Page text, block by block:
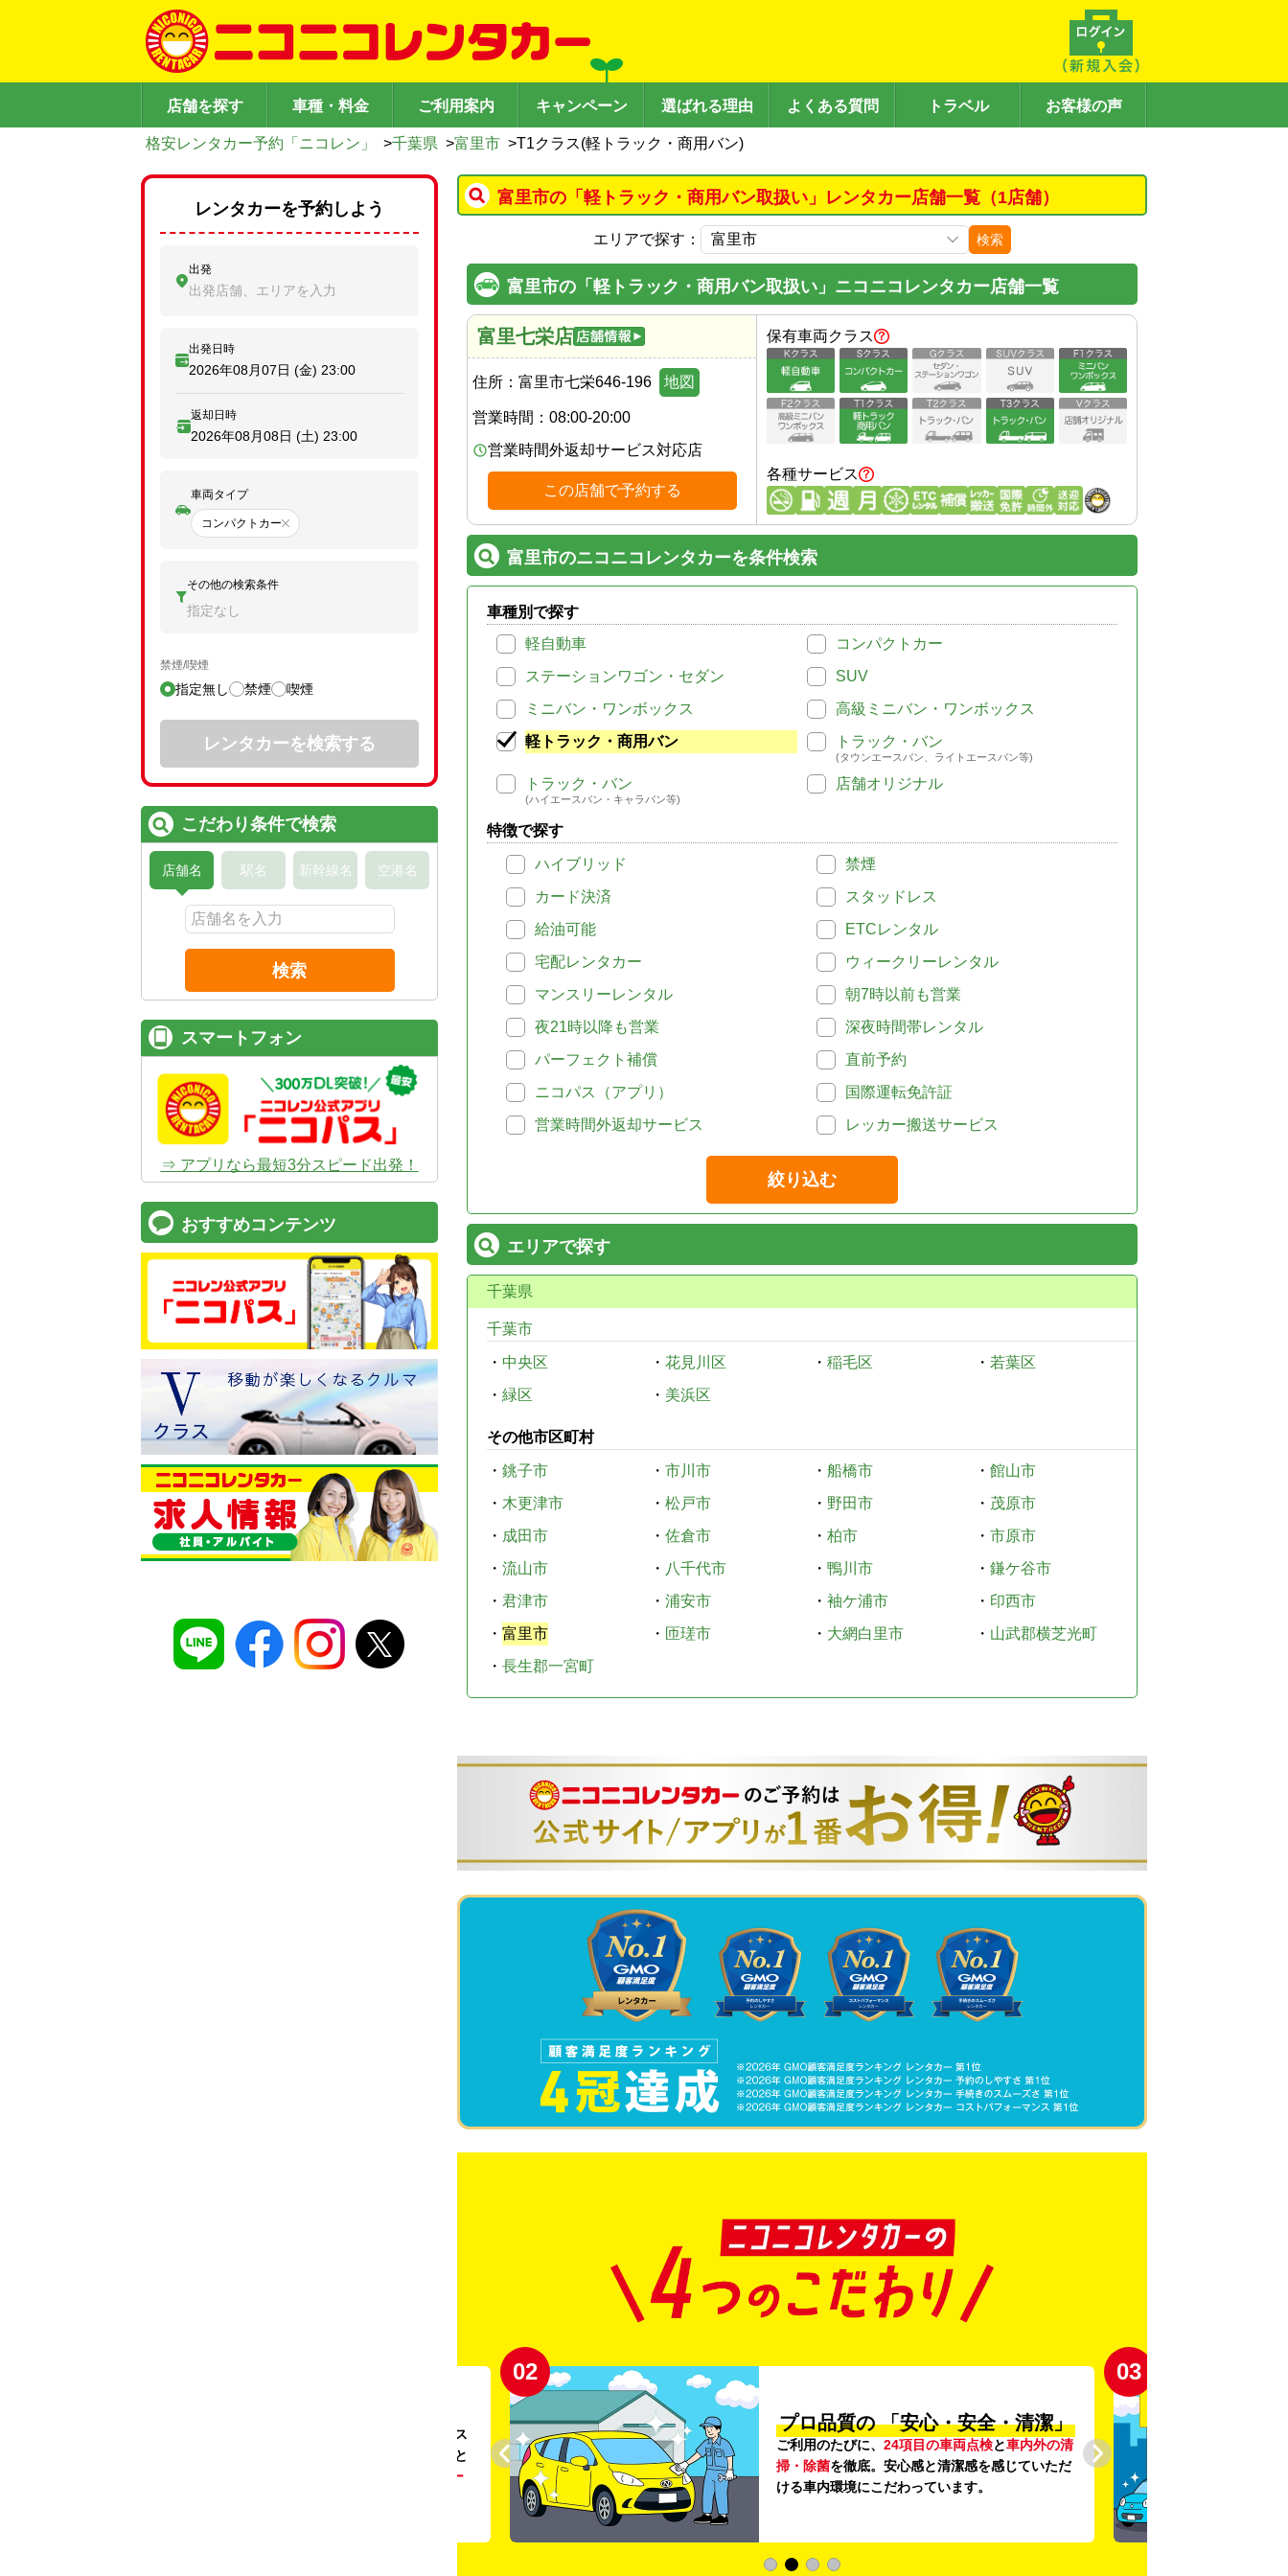
店舗を探す 車種・料金 ご利用案内 キャンペーン 選ばれる理由 よくある質問 トラベル お客様の声
格安レンタカー予約「ニコレン」 >千葉県 >富里市 >T1クラス(軽トラック・商用バン)
富里市の「軽トラック・商用バン取扱い」レンタカー店舗一覧（1店舗）
エリアで探す： 検索
富里市の「軽トラック・商用バン取扱い」ニコニコレンタカー店舗一覧
富里七栄店
住所： 富里市七栄646-196 地図
営業時間： 08:00-20:00
営業時間外返却サービス対応店
この店舗で予約する
保有車両クラス
各種サービス
富里市のニコニコレンタカーを条件検索
車種別で探す
軽自動車
コンパクトカー
ステーションワゴン・セダン
SUV
ミニバン・ワンボックス
高級ミニバン・ワンボックス
軽トラック・商用バン
トラック・バン
(タウンエースバン、ライトエースバン等)
トラック・バン
(ハイエースバン・キャラバン等)
店舗オリジナル
特徴で探す
ハイブリッド
禁煙
カード決済
スタッドレス
給油可能
ETCレンタル
宅配レンタカー
ウィークリーレンタル
マンスリーレンタル
朝7時以前も営業
夜21時以降も営業
深夜時間帯レンタル
パーフェクト補償
直前予約
ニコパス（アプリ）
国際運転免許証
営業時間外返却サービス
レッカー搬送サービス
絞り込む
エリアで探す
千葉県
千葉市
・ 中央区 ・ 花見川区 ・ 稲毛区 ・ 若葉区
・ 緑区 ・ 美浜区
その他市区町村
・ 銚子市 ・ 市川市 ・ 船橋市 ・ 館山市
・ 木更津市 ・ 松戸市 ・ 野田市 ・ 茂原市
・ 成田市 ・ 佐倉市 ・ 柏市 ・ 市原市
・ 流山市 ・ 八千代市 ・ 鴨川市 ・ 鎌ケ谷市
・ 君津市 ・ 浦安市 ・ 袖ケ浦市 ・ 印西市
・ 富里市 ・ 匝瑳市 ・ 大網白里市 ・ 山武郡横芝光町
・ 長生郡一宮町
。ガソリンス
タンドや整備工場の既存インフラを活用すること
リー
02
プロ品質の 「安心・安全・清潔」
ご利用のたびに、 24項目の車両点検と車内外の清
掃・除菌を徹底。安心感と清潔感を感じていただ
ける車内環境にこだわっています。
03
レンタカーを予約しよう
出発
出発店舗、エリアを入力
出発日時
2026年08月07日 (金) 23:00
返却日時
2026年08月08日 (土) 23:00
車両タイプ
コンパクトカー
その他の検索条件
指定なし
禁煙/喫煙
指定無し 禁煙 喫煙
レンタカーを検索する
こだわり条件で検索
店舗名 駅名 新幹線名 空港名
検索
スマートフォン
⇒ アプリなら最短3分スピード出発！
おすすめコンテンツ